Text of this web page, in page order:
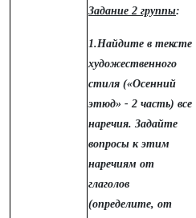
Задание 2 группы:
1.Найдите в тексте
художественного
стиля («Осенний
этюд» - 2 часть) все
наречия. Задайте
вопросы к этим
наречиям от
глаголов
(определите, от